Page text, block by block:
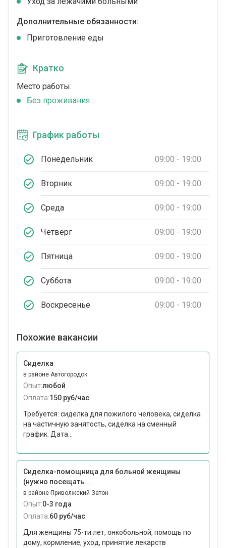
Дополнительные обязанности:
Приготовление еды
Кратко
Место работы:
Без проживания
График работы
Понедельник 09:00 - 19:00
Вторник 09:00 - 19:00
Среда 09:00 - 19:00
Четверг 09:00 - 19:00
Пятница 09:00 - 19:00
Суббота 09:00 - 19:00
Воскресенье 09:00 - 19:00
Похожие вакансии
Сиделка
в районе Автогородок
Опыт:любой
Оплата:150 руб/час
Требуется: сиделка для пожилого человека, сиделка
на частичную занятость, сиделка на сменный
график. Дата...
Сиделка-помощница для больной женщины
(нужно посещать...
в районе Приволжский Затон
Опыт:0-3 года
Оплата:60 руб/час
Для женщины 75-ти лет, онкобольной, помощь по
дому, кормление, уход, принятие лекарств